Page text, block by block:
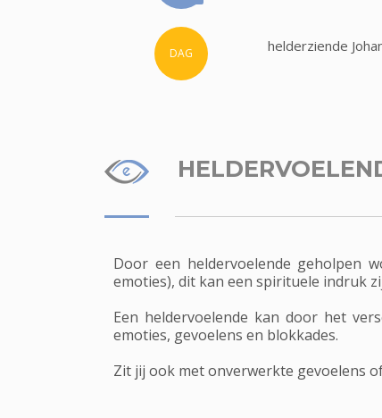
DAG helderziende
Door een heldervoelende geholpen
emoties), dit kan een spirituele indruk
Een heldervoelende kan door het
emoties, gevoelens en blokkades.
Zit jij ook met onverwerkte gevoelens